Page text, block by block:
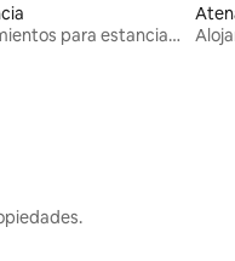
Alojamientos para estancias largas